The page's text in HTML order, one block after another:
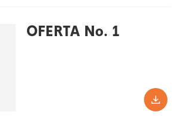
OFERTA No. 1